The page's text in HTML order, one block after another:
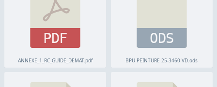
PDF
ANNEXE_1_RC_GUIDE_DEMAT.pdf
ODS
BPU PEINTURE 25-3460 VD.ods